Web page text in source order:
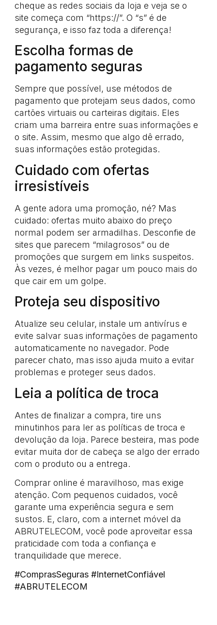
cheque as redes sociais da loja e veja se o
site começa com “https://”. O “s” é de
segurança, e isso faz toda a diferença!
Escolha formas de
pagamento seguras
Sempre que possível, use métodos de
pagamento que protejam seus dados, como
cartões virtuais ou carteiras digitais. Eles
criam uma barreira entre suas informações e
o site. Assim, mesmo que algo dê errado,
suas informações estão protegidas.
Cuidado com ofertas
irresistíveis
A gente adora uma promoção, né? Mas
cuidado: ofertas muito abaixo do preço
normal podem ser armadilhas. Desconfie de
sites que parecem “milagrosos” ou de
promoções que surgem em links suspeitos.
Às vezes, é melhor pagar um pouco mais do
que cair em um golpe.
Proteja seu dispositivo
Atualize seu celular, instale um antivírus e
evite salvar suas informações de pagamento
automaticamente no navegador. Pode
parecer chato, mas isso ajuda muito a evitar
problemas e proteger seus dados.
Leia a política de troca
Antes de finalizar a compra, tire uns
minutinhos para ler as políticas de troca e
devolução da loja. Parece besteira, mas pode
evitar muita dor de cabeça se algo der errado
com o produto ou a entrega.
Comprar online é maravilhoso, mas exige
atenção. Com pequenos cuidados, você
garante uma experiência segura e sem
sustos. E, claro, com a internet móvel da
ABRUTELECOM, você pode aproveitar essa
praticidade com toda a confiança e
tranquilidade que merece.
#ComprasSeguras #InternetConfiável
#ABRUTELECOM